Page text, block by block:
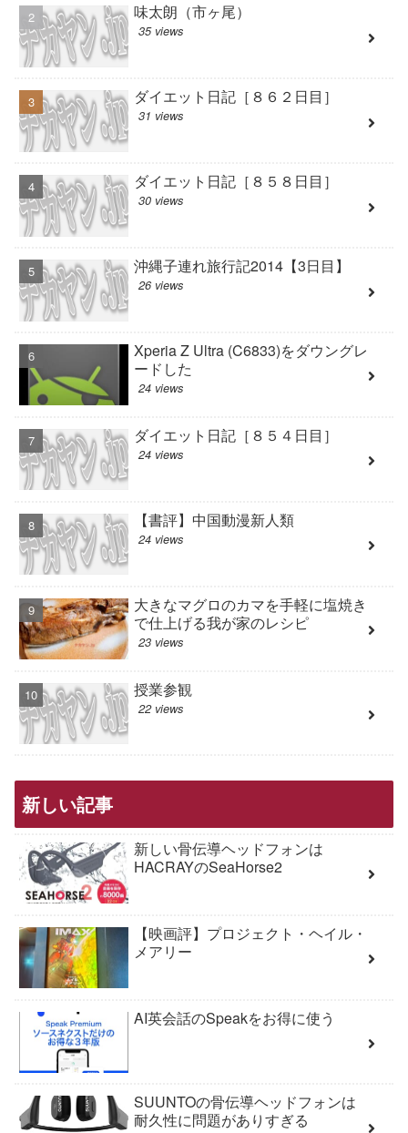
味太朗（市ヶ尾）
35 views
ダイエット日記［８６２日目］
31 views
ダイエット日記［８５８日目］
30 views
沖縄子連れ旅行記2014【3日目】
26 views
Xperia Z Ultra (C6833)をダウングレ
ードした
24 views
ダイエット日記［８５４日目］
24 views
【書評】中国動漫新人類
24 views
大きなマグロのカマを手軽に塩焼き
で仕上げる我が家のレシピ
23 views
授業参観
22 views
新しい記事
新しい骨伝導ヘッドフォンは
HACRAYのSeaHorse2
【映画評】プロジェクト・ヘイル・
メアリー
AI英会話のSpeakをお得に使う
SUUNTOの骨伝導ヘッドフォンは
耐久性に問題がありすぎる